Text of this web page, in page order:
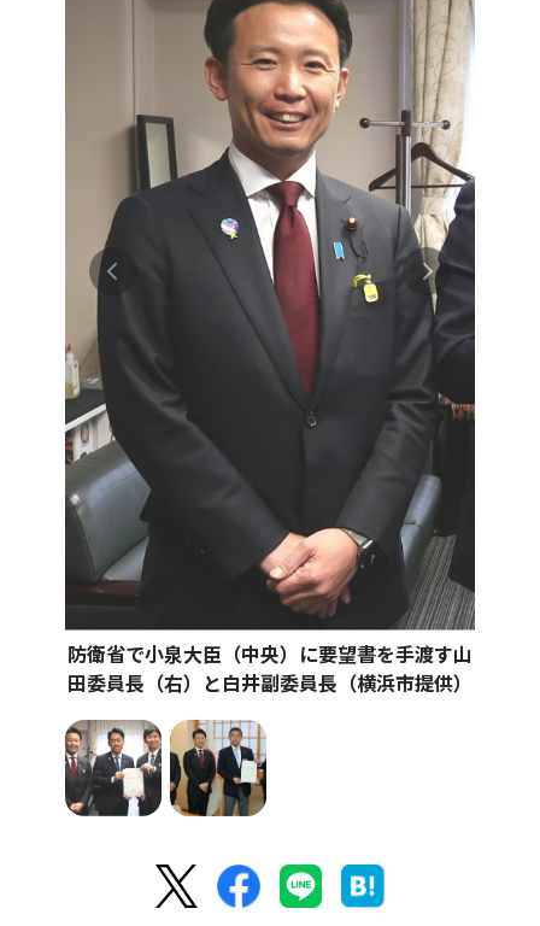
防衛省で小泉大臣（中央）に要望書を手渡す山
田委員長（右）と白井副委員長（横浜市提供）